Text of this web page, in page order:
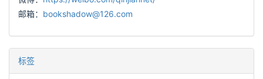
邮箱： bookshadow@126.com
标签